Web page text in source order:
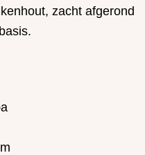
zacht afgerond